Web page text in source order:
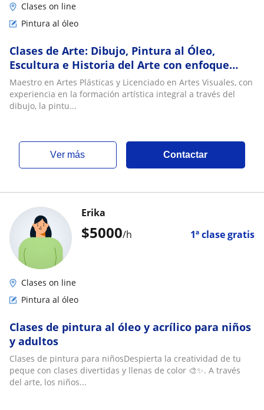
Clases on line
Pintura al óleo
Clases de Arte: Dibujo, Pintura al Óleo,
Escultura e Historia del Arte con enfoque
artístico, pedagógico e inclusivo
Maestro en Artes Plásticas y Licenciado en Artes Visuales, con
experiencia en la formación artística integral a través del
dibujo, la pintu...
ver más Contactar
$5000/h 1ª clase gratis
Erika
Clases on line
Pintura al óleo
Clases de pintura al óleo y acrílico para niños
y adultos
Clases de pintura para niñosDespierta la creatividad de tu
peque con clases divertidas y llenas de color 🎨✨. A través
del arte, los niños...